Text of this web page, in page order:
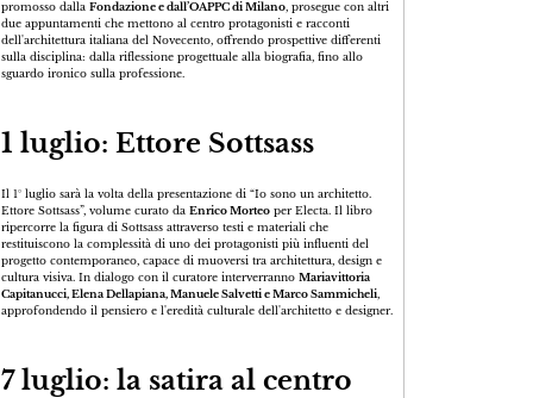
promosso dallaFondazione e dall’OAPPC di Milano, prosegue con altri
due appuntamenti che mettono al centro protagonisti e racconti
dell'architettura italiana del Novecento, offrendo prospettive differenti
sulla disciplina: dalla riflessione progettuale alla biografia, fino allo
sguardo ironico sulla professione.
1 luglio: Ettore Sottsass
Il 1° luglio sarà la volta della presentazione di “Io sono un architetto.
Ettore Sottsass”, volume curato daEnrico Morteo per Electa. Il libro
ripercorre la figura di Sottsass attraverso testi e materiali che
restituiscono la complessità di uno dei protagonisti più influenti del
progetto contemporaneo, capace di muoversi tra architettura, design e
cultura visiva. In dialogo con il curatore interverrannoMariavittoria
Capitanucci, Elena Dellapiana, Manuele Salvetti e Marco Sammicheli,
approfondendo il pensiero e l'eredità culturale dell'architetto e designer.
7 luglio: la satira al centro